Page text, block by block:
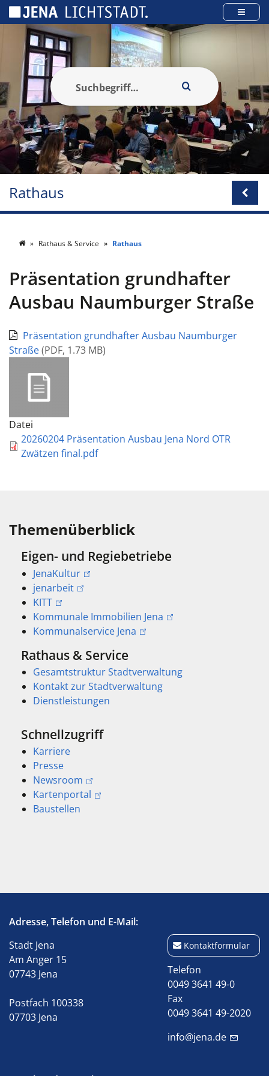
Rathaus
Rathaus & Service Rathaus
Präsentation grundhafter
Ausbau Naumburger Straße
Präsentation grundhafter Ausbau Naumburger
Straße(PDF, 1.73 MB)
Datei
20260204 Präsentation Ausbau Jena Nord OTR
Zwätzen final.pdf
Themenüberblick
Eigen- und Regiebetriebe
JenaKultur
jenarbeit
KITT
Kommunale Immobilien Jena
Kommunalservice Jena
Rathaus & Service
Gesamtstruktur Stadtverwaltung
Kontakt zur Stadtverwaltung
Dienstleistungen
Schnellzugriff
Karriere
Presse
Newsroom
Kartenportal
Baustellen
Adresse, Telefon und E-Mail:
Stadt Jena
Am Anger 15
07743 Jena
Postfach 100338
07703 Jena
Kontaktformular
Telefon
0049 3641 49-0
Fax
0049 3641 49-2020
info@jena.de
Cookie-Einstellungen